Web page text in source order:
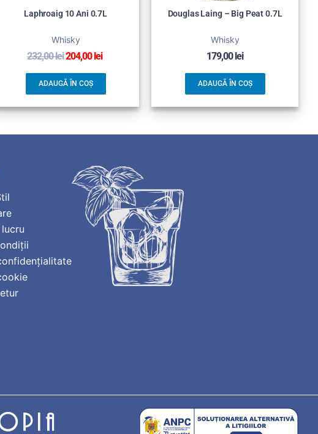
Laphroaig 10 Ani 0.7L
Whisky
232,00lei204,00 lei
ADAUGĂ ÎN COȘ
Douglas Laing – Big Peat 0.7L
Whisky
179,00 lei
ADAUGĂ ÎN COȘ